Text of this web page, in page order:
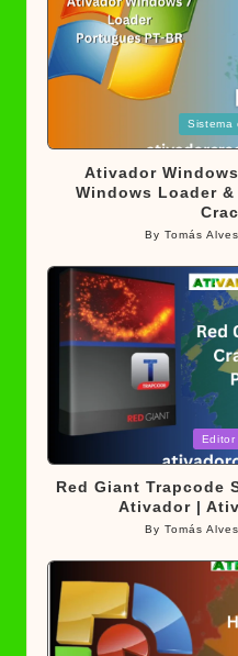
in
Sistema
Ativador
Windows Loader
Posted
ByTomás Alves
Posted
in
Editor
Red Giant Trapcode
Ativador |
Posted
ByTomás Alves